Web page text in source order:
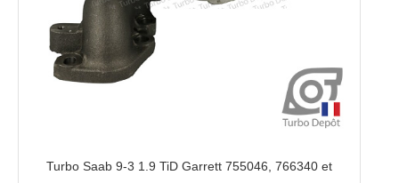
Turbo Saab 9-3 1.9 TiD Garrett 755046, 766340 et